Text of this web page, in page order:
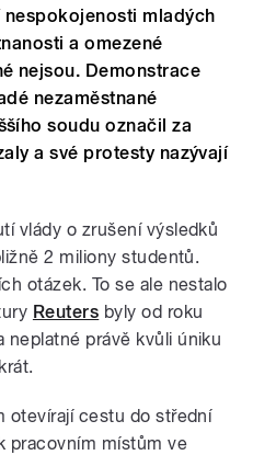
mladých
a omezené
nejsou. Demonstrace
nezaměstnané
soudu označil za
a své protesty nazývají
vlády o zrušení výsledků
2 miliony studentů.
otázek. To se ale nestalo
Reuters byly od roku
neplatné právě kvůli úniku
otevírají cestu do střední
pracovním místům ve